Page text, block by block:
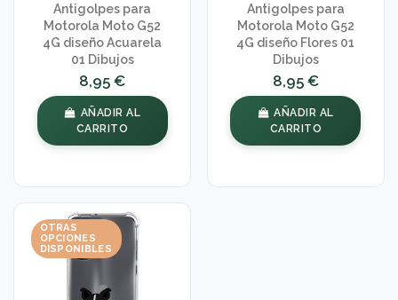
Antigolpes para
Motorola Moto G52
4G diseño Acuarela
01 Dibujos
8,95 €
AÑADIR AL
CARRITO
Antigolpes para
Motorola Moto G52
4G diseño Flores 01
Dibujos
8,95 €
AÑADIR AL
CARRITO
OTRAS
OPCIONES
DISPONIBLES